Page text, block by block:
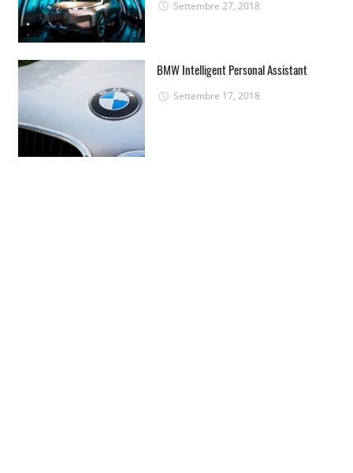
Settembre 27, 2018
BMW Intelligent Personal Assistant
Settembre 17, 2018